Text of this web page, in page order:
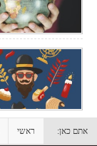
אתם כאן: ראשי